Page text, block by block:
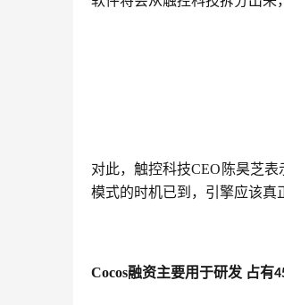
对此，触控科技CEO陈昊芝表
模式的时机已到，引擎应该真
Cocos融资主要用于研发 占有